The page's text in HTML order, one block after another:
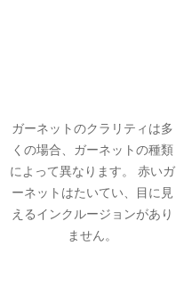
ガーネットのクラリティは多
くの場合、ガーネットの種類
によって異なります。 赤いガ
ーネットはたいてい、目に見
えるインクルージョンがあり
ません。